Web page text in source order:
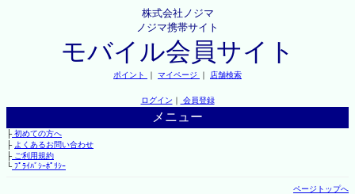
株式会社ノジマ
ノジマ携帯サイト
モバイル会員サイト
ポイント ｜ マイページ ｜ 店舗検索
ログイン ｜ 会員登録
メニュー
├初めての方へ
├ よくあるお問い合わせ
├ご利用規約
└ﾌﾟﾗｲﾊﾞｼｰﾎﾟﾘｼｰ
ページトップへ